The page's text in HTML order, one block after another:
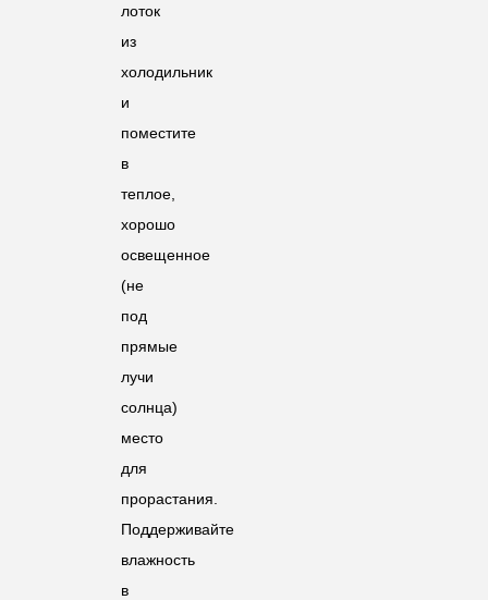
лоток
из
холодильник
и
поместите
в
теплое,
хорошо
освещенное
(не
под
прямые
лучи
солнца)
место
для
прорастания.
Поддерживайте
влажность
в